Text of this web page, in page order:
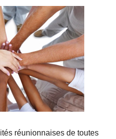
réunionnaises de toutes